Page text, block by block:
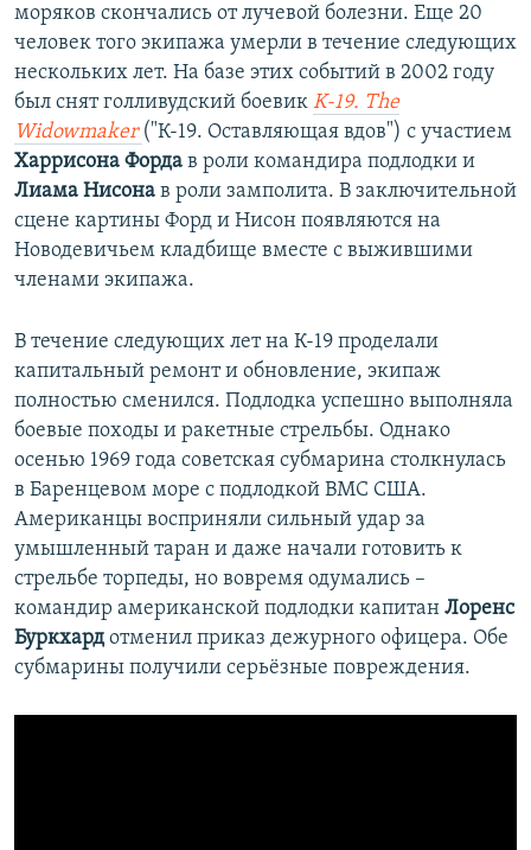
моряков скончались от лучевой болезни. Еще 20
человек того экипажа умерли в течение следующих
нескольких лет. На базе этих событий в 2002 году
был снят голливудский боевик K-19. The
Widowmaker ("К-19. Оставляющая вдов") с участием
Харрисона Форда в роли командира подлодки и
Лиама Нисона в роли замполита. В заключительной
сцене картины Форд и Нисон появляются на
Новодевичьем кладбище вместе с выжившими
членами экипажа.
В течение следующих лет на К-19 проделали
капитальный ремонт и обновление, экипаж
полностью сменился. Подлодка успешно выполняла
боевые походы и ракетные стрельбы. Однако
осенью 1969 года советская субмарина столкнулась
в Баренцевом море с подлодкой ВМС США.
Американцы восприняли сильный удар за
умышленный таран и даже начали готовить к
стрельбе торпеды, но вовремя одумались –
командир американской подлодки капитан Лоренс
Буркхардотменил приказ дежурного офицера. Обе
субмарины получили серьёзные повреждения.